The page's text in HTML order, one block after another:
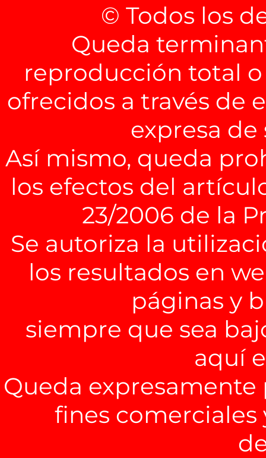
© Todos los
Queda
reproducción total
ofrecidos a través de
expresa
Así mismo, queda
los efectos del
23/2006 de la
Se autoriza la
los resultados en
páginas y
siempre que sea
aquí
Queda
fines comerciales